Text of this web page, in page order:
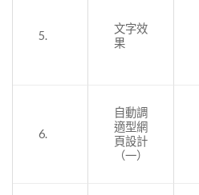
5.
文字效
果
6.
自動調
適型網
頁設計
（一）